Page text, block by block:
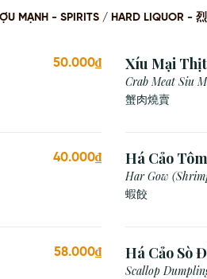
MẠNH - SPIRITS / HARD LIQUOR -
50.000₫ Xíu Mại
Crab Meat Siu
蟹肉燒賣
40.000₫ Há Cảo
Har Gow
蝦餃
58.000₫ Há Cảo Sò
Scallop